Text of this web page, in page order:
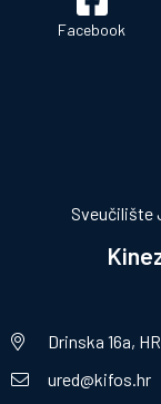
Facebook
Sveučilište
Drinska 16a,
ured@kifos.hr